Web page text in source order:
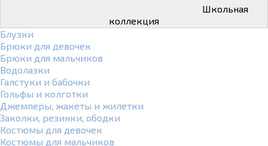
коллекция
Блузки
Брюки для девочек
Брюки для мальчиков
Водолазки
Галстуки и бабочки
Гольфы и колготки
Джемперы, жакеты и жилетки
Заколки, резинки, ободки
Костюмы для девочек
Костюмы для мальчиков